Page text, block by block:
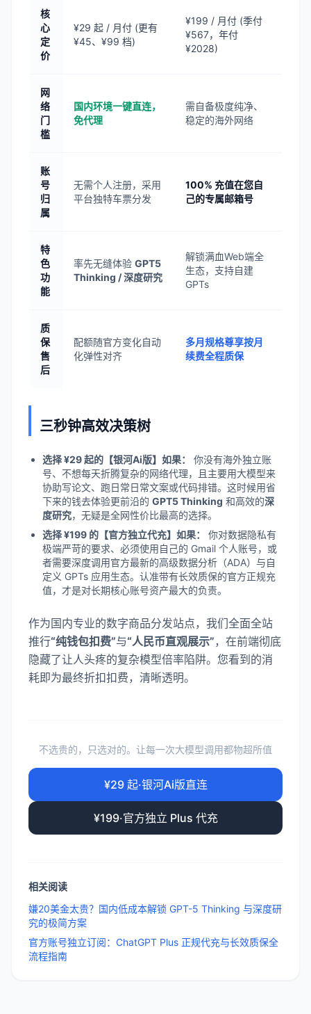
核
心
定
价
¥29 起 / 月付 (更有
¥45、¥99 档)
¥199 / 月付 (季付
¥567，年付
¥2028)
网
络
门
槛
国内环境一键直连，
免代理
需自备极度纯净、
稳定的海外网络
账
号
归
属
无需个人注册，采用
平台独特车票分发
100% 充值在您自
己的专属邮箱号
特
色
功
能
率先无缝体验 GPT5
Thinking / 深度研究
解锁满血Web端全
生态，支持自建
GPTs
质
保
售
后
配额随官方变化自动
化弹性对齐
多月规格尊享按月
续费全程质保
三秒钟高效决策树
选择 ¥29 起的【银河Ai版】如果：
你没有海外独立账
号、不想每天折腾复杂的网络代理，且主要用大模型来
协助写论文、跑日常日常文案或代码排错。这时候用省
下来的钱去体验更前沿的 GPT5 Thinking 和高效的深
度研究，无疑是全网性价比最高的选择。
选择 ¥199 的【官方独立代充】如果：
你对数据隐私有
极端严苛的要求、必须使用自己的 Gmail 个人账号，或
者需要深度调用官方最新的高级数据分析（ADA）与自
定义 GPTs 应用生态。认准带有长效质保的官方正规充
值，才是对长期核心账号资产最大的负责。
作为国内专业的数字商品分发站点，我们全面全站
推行“纯钱包扣费”与“人民币直观展示”，在前端彻底
隐藏了让人头疼的复杂模型倍率陷阱。您看到的消
耗即为最终折扣扣费，清晰透明。
不选贵的，只选对的。让每一次大模型调用都物超所值
¥29 起·银河Ai版直连
¥199·官方独立 Plus 代充
相关阅读
嫌20美金太贵？国内低成本解锁 GPT-5 Thinking 与深度研
究的极简方案
官方账号独立订阅：ChatGPT Plus 正规代充与长效质保全
流程指南